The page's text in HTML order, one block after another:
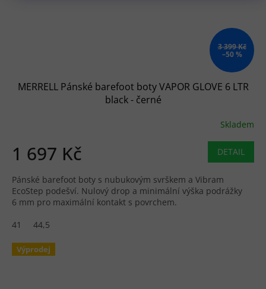
3 399 Kč
–50 %
MERRELL Pánské barefoot boty VAPOR GLOVE 6 LTR
black - černé
Skladem
1 697 Kč DETAIL
Pánské barefoot boty s nubukovým svrškem a Vibram
EcoStep podešví. Nulový drop a minimální výška podrážky
6 mm pro maximální kontakt s povrchem.
41
44,5
Výprodej